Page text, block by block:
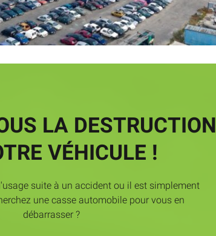
LA DESTRUCTION
VÉHICULE !
suite à un accident ou il est simplement
une casse automobile pour vous en
débarrasser ?